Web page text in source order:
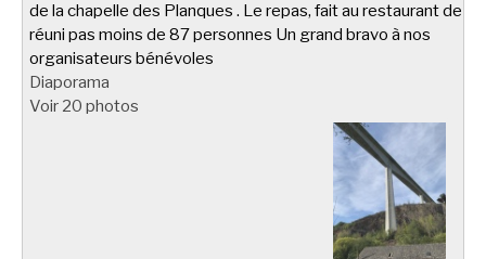
de la chapelle des Planques . Le repas, fait au restaurant de
réuni pas moins de 87 personnes Un grand bravo à nos
organisateurs bénévoles
Diaporama
Voir 20 photos